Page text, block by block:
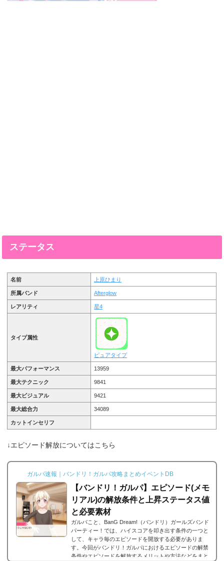
ステータス
名前 上原ひまり
所属バンド Afterglow
レアリティ 星4
タイプ属性
ピュアタイプ
最大パフォーマンス 13959
最大テクニック 9841
最大ビジュアル 9421
最大総合力 34089
カットインセリフ
↓エピソード解放についてはこちら
ガルパ速報｜バンドリ！ガルパ攻略まとめイベントDB
【バンドリ！ガルパ】エピソード(メモ
リアル)の解放条件と上昇ステータス値
と必要素材
ガルパこと、BanG Dream!（バンドリ）ガールズバンド
パーティー！では、ハイスコアを叩き出す条件の一つと
して、キャラ毎のエピソードを開放する必要がありま
す。今回がバンドリ！ガルパにおけるエピソードの解禁
条件やエピソードを解放するメリットや方法などをまと